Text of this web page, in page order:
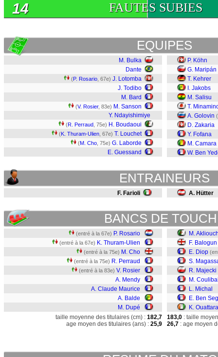
FAUTES SUBIES
14
EQUIPES
M. Bulka
Dante
(P. Rosario , 67e) J. Lotomba
J. Todibo
M. Bard
(V. Rosier, 83e) M. Sanson
Y. Ndayishimiye
(R. Perraud , 75e) H. Boudaoui
(K. Thuram-Ulien , 67e) T. Louchet
(M. Cho , 75e) G. Laborde
E. Guessand
P. Köhn
G. Maripán
T. Kehrer
I. Jakobs
M. Salisu
T.
A. Golovin (
D. Zakaria
Y. Fofana
M. Camara
W. Ben
ENTRAINEURS
F. Farioli A. Hütter
BANCS DE
(entré à la 67e) P. Rosario
(entré à la 67e) K. Thuram-Ulien
(entré à la 75e) M. Cho
(entré à la 75e) R. Perraud
(entré à la 83e) V. Rosier
A. Mendy
A. Claude Maurice
A. Balde
M. Dupé
M.
F. Balogun
E. Diop
S.
R. Majecki
M.
L. Michal
E. Ben
K. Ouattara
taille moyenne des titulaires (cm) : 182,7
age moyen des titulaires (ans) : 25,9
183,0 : taille
26,7 : age moyen